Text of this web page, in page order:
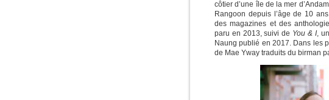
côtier d’une île de la mer
Rangoon depuis l’âge de 10
des magazines et des
paru en 2013, suivi de You & I,
Naung publié en 2017. Dans les
de Mae Yway traduits du birman